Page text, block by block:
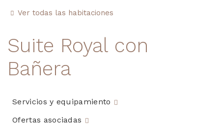
Ver todas las habitaciones
Suite Royal con
Bañera
Servicios y equipamiento
Ofertas asociadas